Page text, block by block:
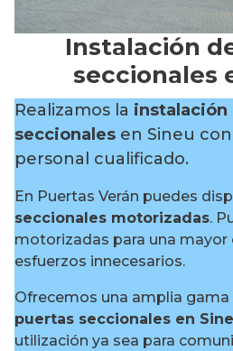
Instalación
seccionales
Realizamos la instalación
seccionales en Sineu
personal cualificado.
En Puertas Verán puedes
seccionales motorizadas.
motorizadas para una
esfuerzos innecesarios.
Ofrecemos una amplia gama
puertas seccionales en
utilización ya sea para